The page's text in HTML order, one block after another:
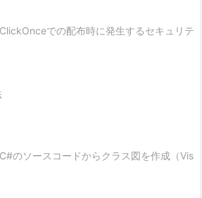
ClickOnceでの配布時に発生するセキュリテ
C#のソースコードからクラス図を作成（Vis